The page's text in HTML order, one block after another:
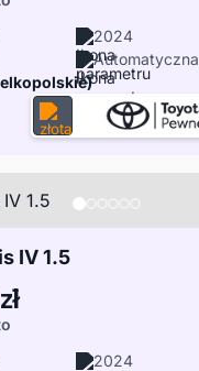
2024
Automatyczna
IV 1.5
2024